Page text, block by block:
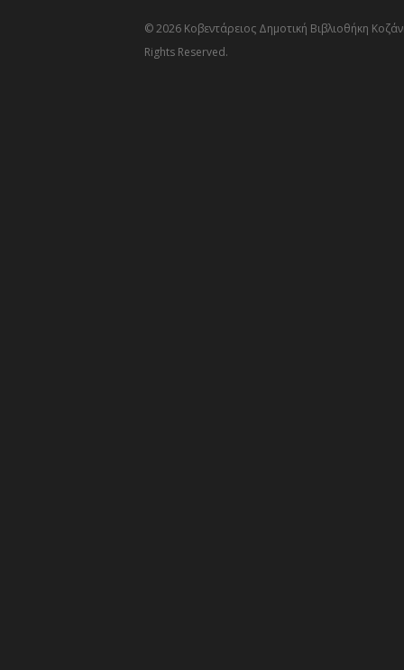
© 2026 Κοβεντάρειος Δημοτική Βιβλιοθήκη
Rights Reserved.